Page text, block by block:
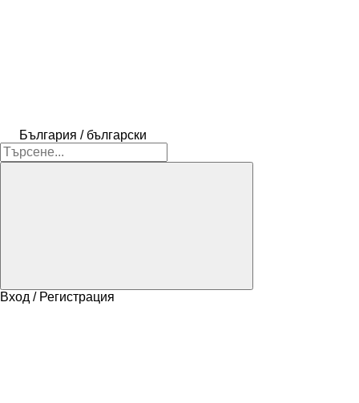
България / български
Вход / Регистрация